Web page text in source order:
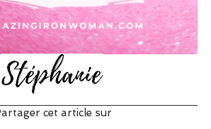
cet article sur